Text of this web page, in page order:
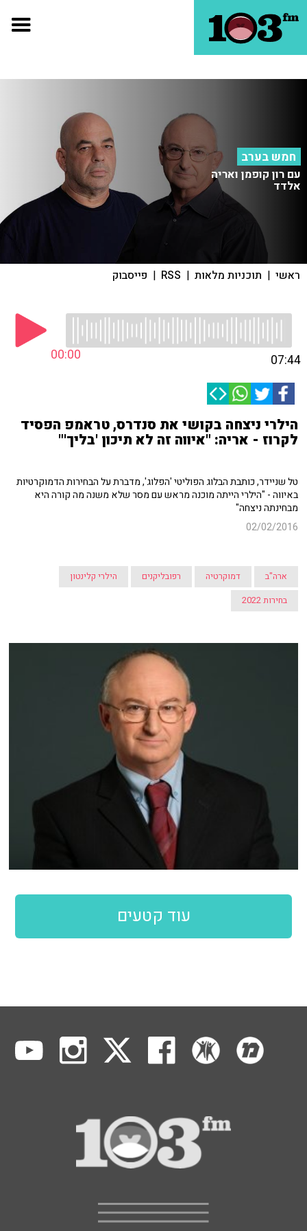
חמש בערב
עם רון קופמן ואריה
אלדד
ראשי | תוכניות מלאות |
RSS
| פייסבוק
00:00 07:44
הילרי ניצחה בקושי את סנדרס, טראמפ הפסיד
לקרוז - אריה: "איווה זה לא תיכון 'בליך'"
טל שניידר, כותבת הבלוג הפוליטי 'הפלוג', מדברת על הבחירות הדמוקרטיות
באיווה - "הילרי הייתה מוכנה מראש עם מסר שלא משנה מה קורה היא
מבחינתה ניצחה"
02/02/2016
ארה"ב דמוקרטיה רפובליקנים
הילרי קלינטון
בחירות 2022
עוד קטעים